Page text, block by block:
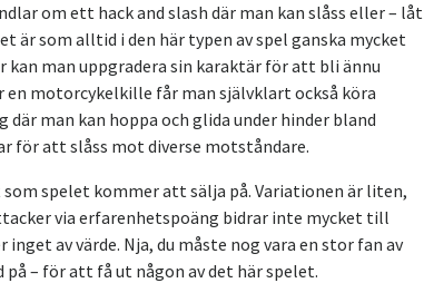
om ett hack and slash där man kan slåss eller – låt
är som alltid i den här typen av spel ganska mycket
kan man uppgradera sin karaktär för att bli ännu
en motorcykelkille får man självklart också köra
man kan hoppa och glida under hinder bland
för att slåss mot diverse motståndare.
spelet kommer att sälja på. Variationen är liten,
via erfarenhetspoäng bidrar inte mycket till
av värde. Nja, du måste nog vara en stor fan av
– för att få ut någon av det här spelet.